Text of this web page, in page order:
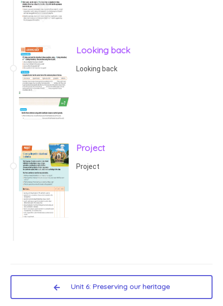
Looking back
Looking back
Project
Project
Unit 6: Preserving our heritage